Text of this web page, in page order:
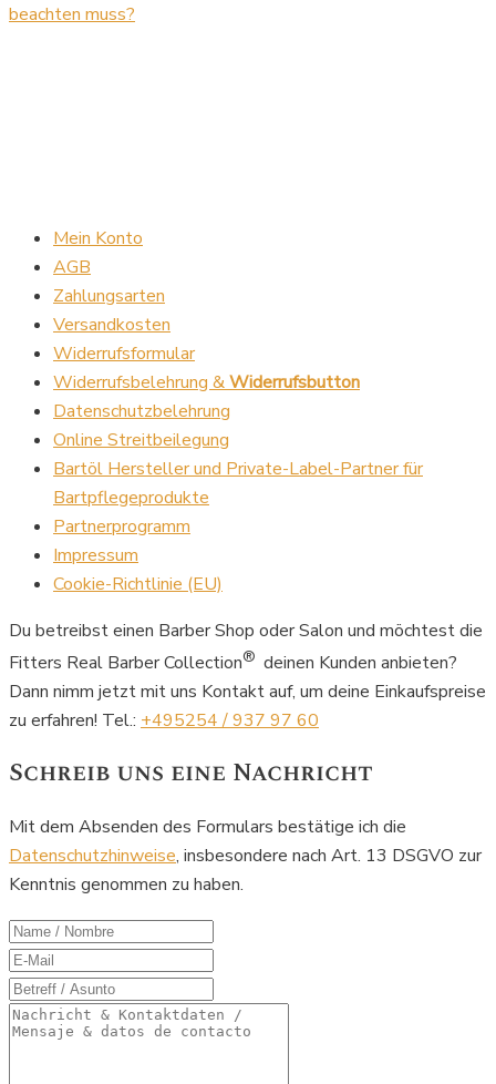
beachten muss?
Mein Konto
AGB
Zahlungsarten
Versandkosten
Widerrufsformular
Widerrufsbelehrung &Widerrufsbutton
Datenschutzbelehrung
Online Streitbeilegung
Bartöl Hersteller und Private-Label-Partner für
Bartpflegeprodukte
Partnerprogramm
Impressum
Cookie-Richtlinie (EU)
Du betreibst einen Barber Shop oder Salon und möchtest die
Fitters Real Barber Collection® deinen Kunden anbieten?
Dann nimm jetzt mit uns Kontakt auf, um deine Einkaufspreise
zu erfahren! Tel.: +495254 / 937 97 60
Schreib uns eine Nachricht
Mit dem Absenden des Formulars bestätige ich die
Datenschutzhinweise, insbesondere nach Art. 13 DSGVO zur
Kenntnis genommen zu haben.